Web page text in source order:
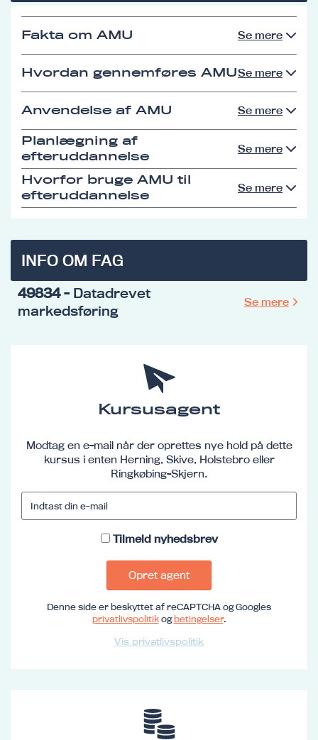
Fakta om AMU Se mere
Hvordan gennemføres AMUSe mere
Anvendelse af AMU Se mere
Planlægning af
efteruddannelse
Se mere
Hvorfor bruge AMU til
efteruddannelse
Se mere
INFO OM FAG
49834- Datadrevet
markedsføring
Se mere
Kursusagent
Modtag en e-mail når der oprettes nye hold på dette
kursus i enten Herning, Skive, Holstebro eller
Ringkøbing-Skjern.
Tilmeld nyhedsbrev
Opret agent
Denne side er beskyttet af reCAPTCHA og Googles
privatlivspolitikogbetingelser.
Vis privatlivspolitik